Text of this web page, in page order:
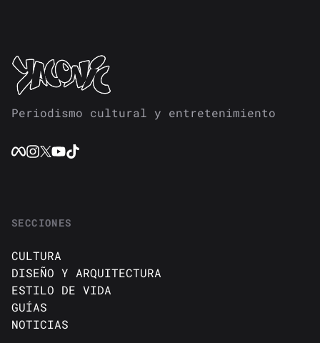
Periodismo cultural y entretenimiento
SECCIONES
CULTURA
DISEÑO Y ARQUITECTURA
ESTILO DE VIDA
GUÍAS
NOTICIAS